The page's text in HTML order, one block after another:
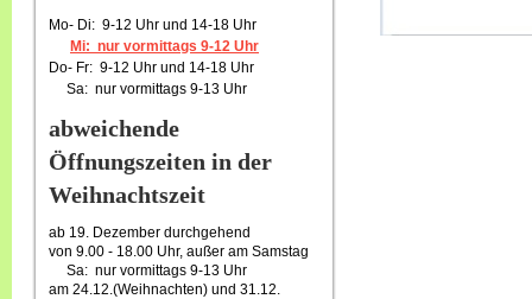
Mo- Di: 9-12 Uhr und 14-18 Uhr
Mi: nur vormittags 9-12 Uhr
Do- Fr: 9-12 Uhr und 14-18 Uhr
Sa: nur vormittags 9-13 Uhr
abweichende
Öffnungszeiten in der
Weihnachtszeit
ab 19. Dezember durchgehend
von 9.00 - 18.00 Uhr, außer am Samstag
Sa: nur vormittags 9-13 Uhr
am 24.12.(Weihnachten) und 31.12.